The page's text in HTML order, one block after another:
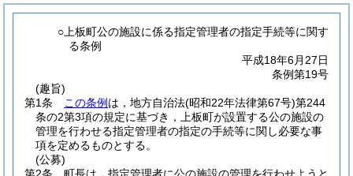
○上板町公の施設に係る指定管理者の指定手続等に関す
る条例
平成18年6月27日
条例第19号
(趣旨)
第1条
この条例 は，地方自治法(昭和22年法律第67号)第244
条の2第3項の規定に基づき，上板町が設置する公の施設の
管理を行わせる指定管理者の指定の手続等に関し必要な事
項を定めるものとする。
(公募)